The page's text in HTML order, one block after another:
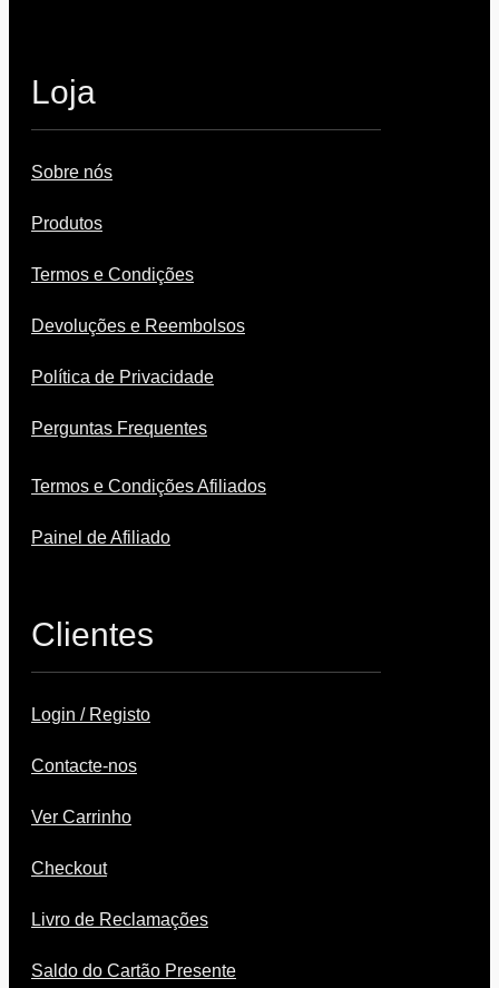
Loja
Sobre nós
Produtos
Termos e Condições
Devoluções e Reembolsos
Política de Privacidade
Perguntas Frequentes
Termos e Condições Afiliados
Painel de Afiliado
Clientes
Login / Registo
Contacte-nos
Ver Carrinho
Checkout
Livro de Reclamações
Saldo do Cartão Presente